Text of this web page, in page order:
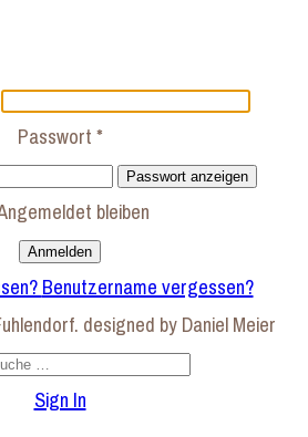
Passwort*
Passwort anzeigen
bleiben
Anmelden
Benutzername vergessen?
designed by Daniel Meier
Sign In